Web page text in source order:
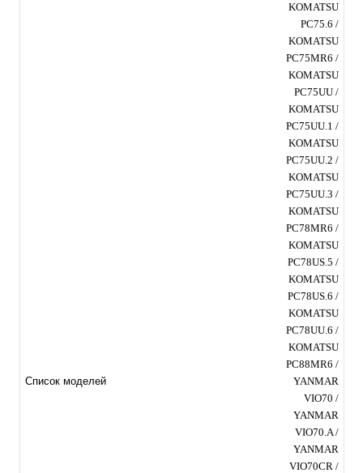
Список моделей
KOMATSU
PC75.6 /
KOMATSU
PC75MR6 /
KOMATSU
PC75UU /
KOMATSU
PC75UU.1 /
KOMATSU
PC75UU.2 /
KOMATSU
PC75UU.3 /
KOMATSU
PC78MR6 /
KOMATSU
PC78US.5 /
KOMATSU
PC78US.6 /
KOMATSU
PC78UU.6 /
KOMATSU
PC88MR6 /
YANMAR
VIO70 /
YANMAR
VIO70.A /
YANMAR
VIO70CR /